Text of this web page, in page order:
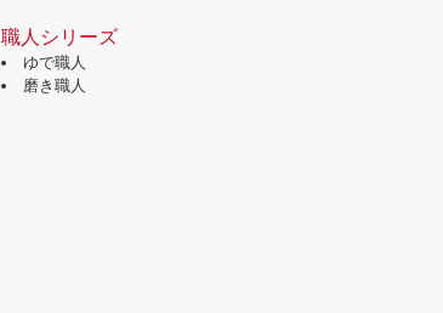
職人シリーズ
ゆで職人
磨き職人